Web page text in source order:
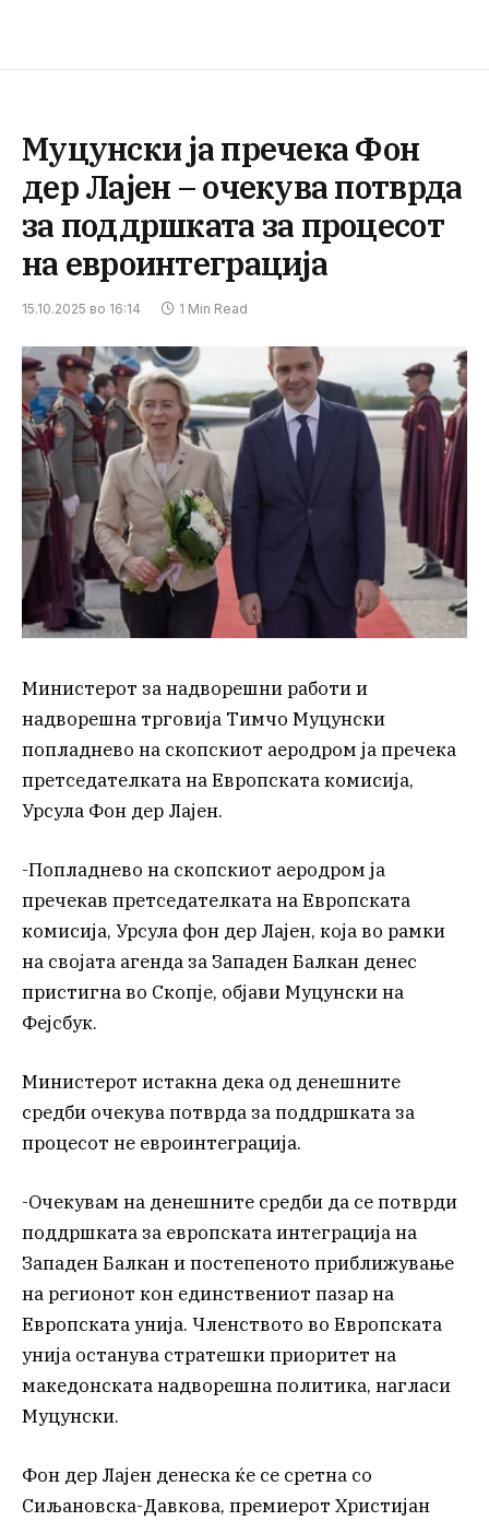
Муцунски ја пречека Фон
дер Лајен – очекува потврда
за поддршката за процесот
на евроинтеграција
15.10.2025 во 16:14 1 Min Read
Министерот за надворешни работи и
надворешна трговија Тимчо Муцунски
попладнево на скопскиот аеродром ја пречека
претседателката на Европската комисија,
Урсула Фон дер Лајен.
-Попладнево на скопскиот аеродром ја
пречекав претседателката на Европската
комисија, Урсула фон дер Лајен, која во рамки
на својата агенда за Западен Балкан денес
пристигна во Скопје, објави Муцунски на
Фејсбук.
Министерот истакна дека од денешните
средби очекува потврда за поддршката за
процесот не евроинтеграција.
-Очекувам на денешните средби да се потврди
поддршката за европската интеграција на
Западен Балкан и постепеното приближување
на регионот кон единствениот пазар на
Европската унија. Членството во Европската
унија останува стратешки приоритет на
македонската надворешна политика, нагласи
Муцунски.
Фон дер Лајен денеска ќе се сретна со
Сиљановска-Давкова, премиерот Христијан